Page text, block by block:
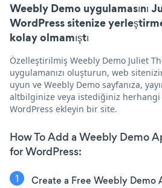
Weebly Demo uygulamasını
WordPress sitenize
kolay olmamıştı
Özelleştirilmiş Weebly Demo Juliet
uygulamanızı oluşturun, web
uyun ve Weebly Demo sayfanıza,
altbilginize veya istediğiniz
WordPress ekleyin bir site.
How To Add a Weebly Demo
for WordPress:
Create a Free Weebly Demo